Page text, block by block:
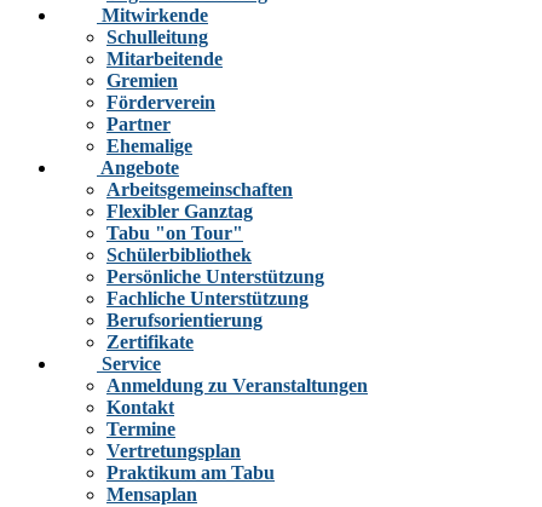
Mitwirkende
Schulleitung
Mitarbeitende
Gremien
Förderverein
Partner
Ehemalige
Angebote
Arbeitsgemeinschaften
Flexibler Ganztag
Tabu "on Tour"
Schülerbibliothek
Persönliche Unterstützung
Fachliche Unterstützung
Berufsorientierung
Zertifikate
Service
Anmeldung zu Veranstaltungen
Kontakt
Termine
Vertretungsplan
Praktikum am Tabu
Mensaplan